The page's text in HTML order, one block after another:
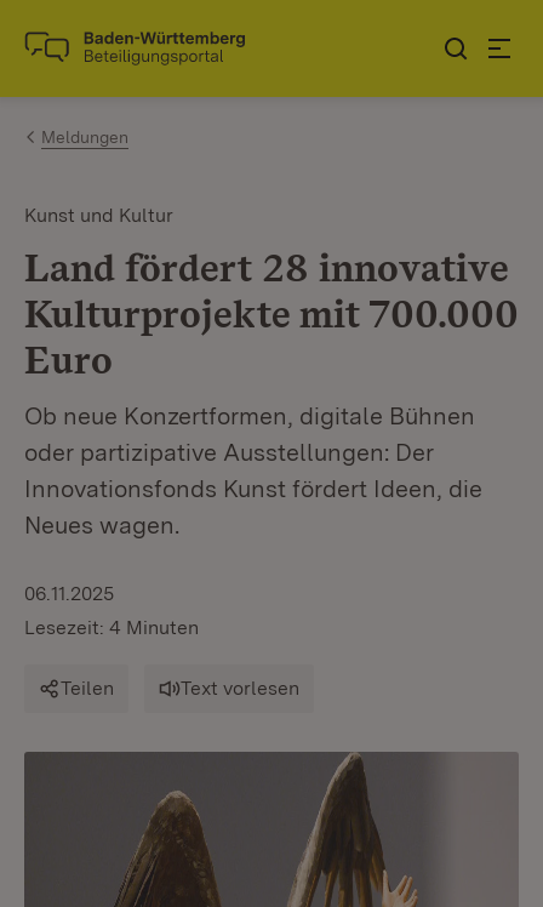
Zum Inhalt springen
Link zur Startseite
Meldungen
Kunst und Kultur
Land fördert 28 innovative
Kulturprojekte mit 700.000
Euro
Ob neue Konzertformen, digitale Bühnen
oder partizipative Ausstellungen: Der
Innovationsfonds Kunst fördert Ideen, die
Neues wagen.
06.11.2025
Lesezeit: 4 Minuten
Teilen Text vorlesen